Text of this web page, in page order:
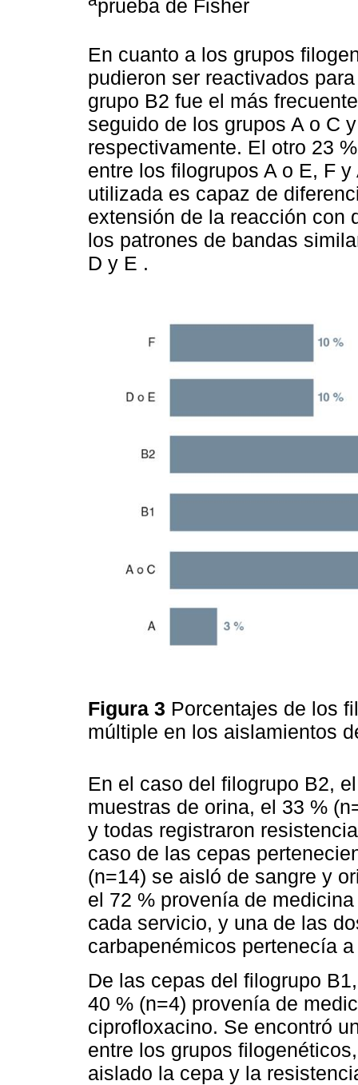
prueba de Fisher
En cuanto a los grupos
pudieron ser reactivados
grupo B2 fue el más
seguido de los grupos A o C
respectivamente. El otro 23
entre los filogrupos A o E, F y
utilizada es capaz de
extensión de la reacción con
los patrones de bandas
D y E .
Figura 3 Porcentajes de los
múltiple en los aislamientos
En el caso del filogrupo B2,
muestras de orina, el 33 %
y todas registraron
caso de las cepas
(n=14) se aisló de sangre y
el 72 % provenía de
cada servicio, y una de las
carbapenémicos pertenecía
De las cepas del filogrupo
40 % (n=4) provenía de
ciprofloxacino. Se encontró
entre los grupos
aislado la cepa y la